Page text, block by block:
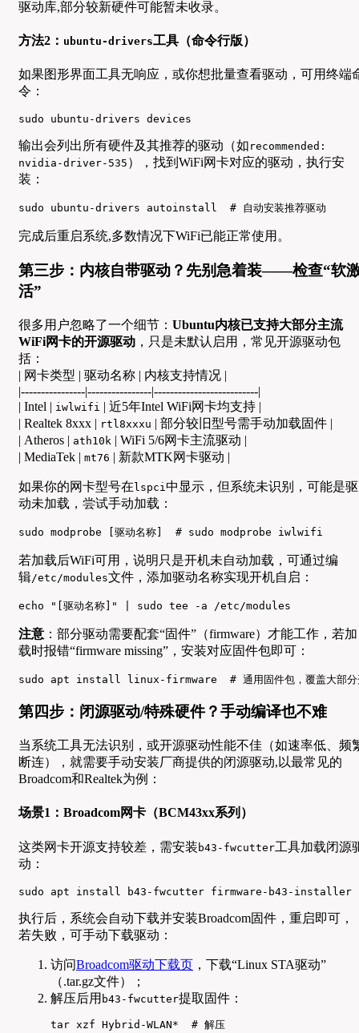
驱动库,部分较新硬件可能暂未收录。
方法2： ubuntu-drivers工具（命令行版）
如果图形界面工具无响应，或你想批量查看驱动，可用终端
令：
sudo ubuntu-drivers devices
输出会列出所有硬件及其推荐的驱动（如 recommended:
nvidia-driver-535 ），找到WiFi网卡对应的驱动，执行安
装：
sudo ubuntu-drivers autoinstall  # 自动安装推荐驱动
完成后重启系统,多数情况下WiFi已能正常使用。
第三步：内核自带驱动？先别急着装——检查“软
活”
很多用户忽略了一个细节： Ubuntu内核已支持大部分主流
WiFi网卡的开源驱动 ，只是未默认启用，常见开源驱动包
括：
| 网卡类型 | 驱动名称 | 内核支持情况 |
|----------------|----------------|--------------------------|
| Intel | iwlwifi | 近5年Intel WiFi网卡均支持 |
| Realtek 8xxx | rtl8xxxu | 部分较旧型号需手动加载固件 |
| Atheros | ath10k | WiFi 5/6网卡主流驱动 |
| MediaTek | mt76 | 新款MTK网卡驱动 |
如果你的网卡型号在lspci 中显示，但系统未识别，可能是驱
动未加载，尝试手动加载：
sudo modprobe [驱动名称]  # sudo modprobe iwlwifi
若加载后WiFi可用，说明只是开机未自动加载，可通过编
辑/etc/modules文件，添加驱动名称实现开机自启：
echo "[驱动名称]" | sudo tee -a /etc/modules
注意 ：部分驱动需要配套“固件”（firmware）才能工作，若加
载时报错“firmware missing”，安装对应固件包即可：
sudo apt install linux-firmware  # 通用固件包，覆盖大部分
第四步：闭源驱动/特殊硬件？手动编译也不难
当系统工具无法识别，或开源驱动性能不佳（如速率低、频
断连），就需要手动安装厂商提供的闭源驱动,以最常见的
Broadcom和Realtek为例：
场景1：Broadcom网卡（BCM43xx系列）
这类网卡开源支持较差，需安装 b43-fwcutter工具加载闭源
动：
sudo apt install b43-fwcutter firmware-b43-installer
执行后，系统会自动下载并安装Broadcom固件，重启即可，
若失败，可手动下载驱动：
访问Broadcom驱动下载页 ，下载“Linux STA驱动”
（.tar.gz文件）；
解压后用 b43-fwcutter提取固件：
tar xzf Hybrid-WLAN*  # 解压